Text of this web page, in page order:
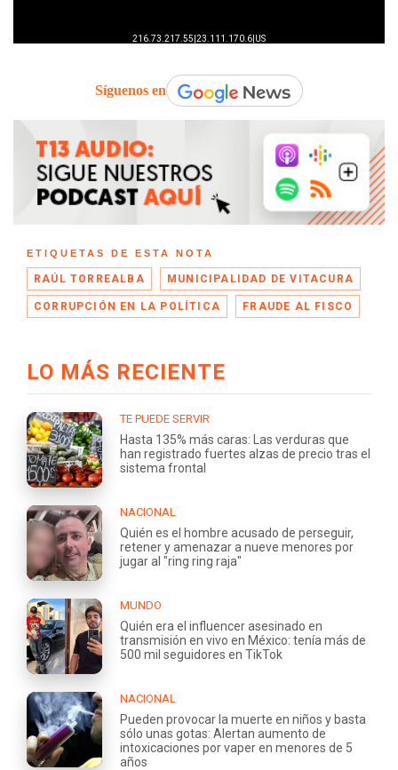
Síguenos en
ETIQUETAS DE ESTA NOTA
RAÚL TORREALBA MUNICIPALIDAD DE VITACURA
CORRUPCIÓN EN LA POLÍTICA FRAUDE AL FISCO
LO MÁS RECIENTE
TE PUEDE SERVIR
Hasta 135% más caras: Las verduras que
han registrado fuertes alzas de precio tras el
sistema frontal
NACIONAL
Quién es el hombre acusado de perseguir,
retener y amenazar a nueve menores por
jugar al "ring ring raja"
MUNDO
Quién era el influencer asesinado en
transmisión en vivo en México: tenía más de
500 mil seguidores en TikTok
NACIONAL
Pueden provocar la muerte en niños y basta
sólo unas gotas: Alertan aumento de
intoxicaciones por vaper en menores de 5
años